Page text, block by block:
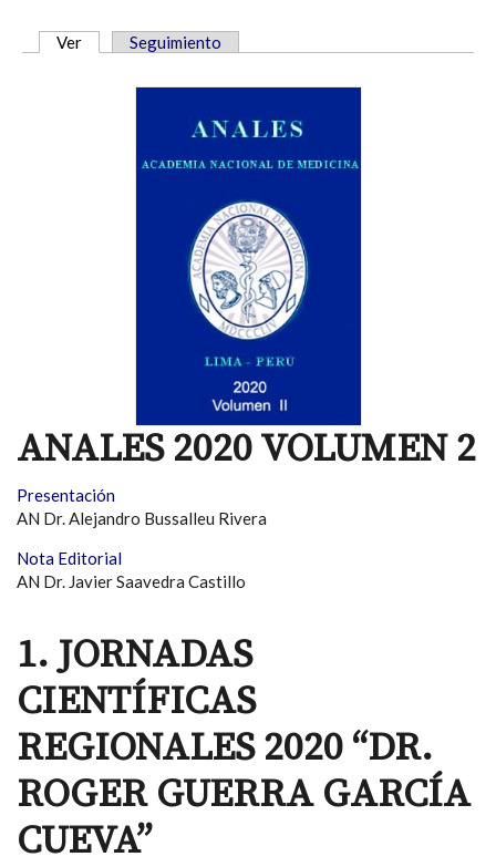
Ver (solapa activa)
Seguimiento
ANALES 2020 VOLUMEN 2
Presentación
AN Dr. Alejandro Bussalleu Rivera
Nota Editorial
AN Dr. Javier Saavedra Castillo
1. JORNADAS
CIENTÍFICAS
REGIONALES 2020 “DR.
ROGER GUERRA GARCÍA
CUEVA”